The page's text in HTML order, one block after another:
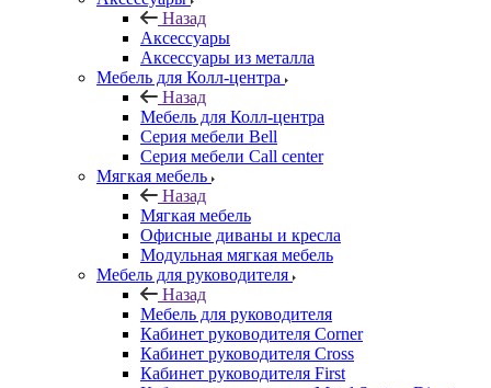
Назад
Аксессуары
Аксессуары из металла
Мебель для Колл-центра
Назад
Мебель для Колл-центра
Серия мебели Bell
Серия мебели Call center
Мягкая мебель
Назад
Мягкая мебель
Офисные диваны и кресла
Модульная мягкая мебель
Мебель для руководителя
Назад
Мебель для руководителя
Кабинет руководителя Corner
Кабинет руководителя Cross
Кабинет руководителя First